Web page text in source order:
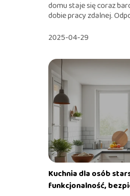
domu staje się coraz
dobie pracy zdalnej.
2025-04-29
Kuchnia dla osób
funkcjonalność,